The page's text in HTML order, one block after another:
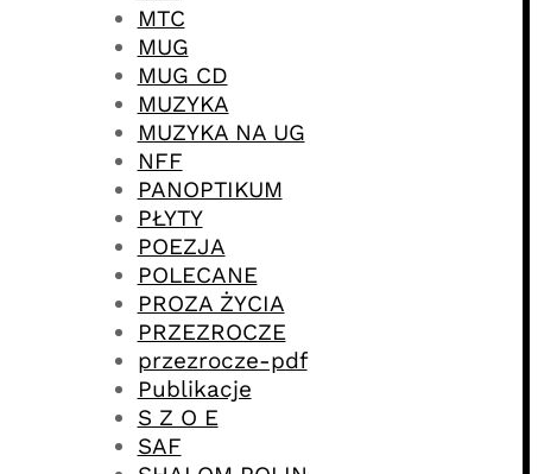
MTC
MUG
MUG CD
MUZYKA
MUZYKA NA UG
NFF
PANOPTIKUM
PŁYTY
POEZJA
POLECANE
PROZA ŻYCIA
PRZEZROCZE
przezrocze-pdf
Publikacje
S Z O E
SAF